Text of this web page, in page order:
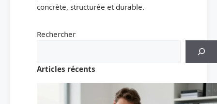
concrète, structurée et durable.
Rechercher
Articles récents